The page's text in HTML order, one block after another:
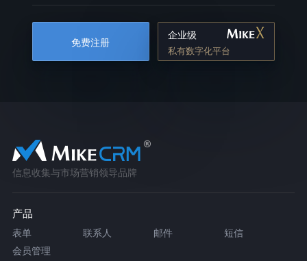
免费注册
企业级
私有数字化平台
信息收集与市场营销领导品牌
产品
表单 联系人 邮件
短信
会员管理